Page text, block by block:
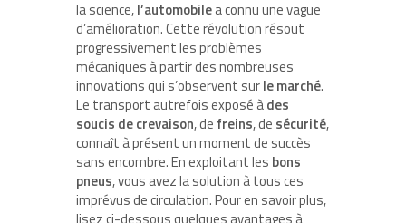
la science,l’automobilea connu une vague
d’amélioration. Cette révolution résout
progressivement les problèmes
mécaniques à partir des nombreuses
innovations qui s’observent surle marché.
Le transport autrefois exposé àdes
soucis de crevaison, de freins, de sécurité,
connaît à présent un moment de succès
sans encombre. En exploitant les bons
pneus, vous avez la solution à tous ces
imprévus de circulation. Pour en savoir plus,
lisez ci-dessous quelques avantages à